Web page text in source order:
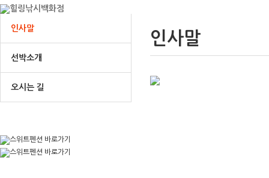
인사말
선박소개
오시는 길
인사말